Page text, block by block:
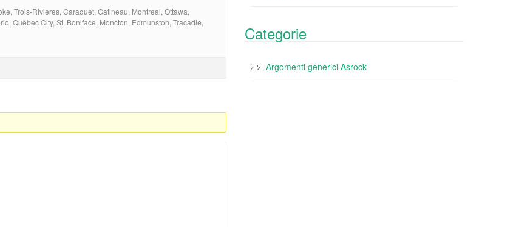
Trois-Rivieres, Caraquet, Gatineau, Montreal, Ottawa,
Québec City, St. Boniface, Moncton, Edmunston, Tracadie,
Categorie
Argomenti generici Asrock